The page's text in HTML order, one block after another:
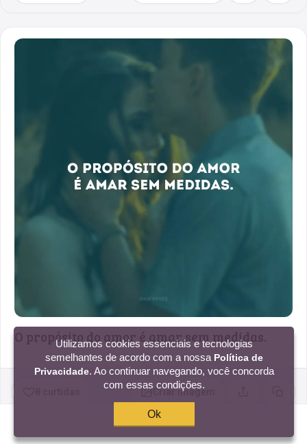
O propósito do amor é amar sem medidas.
Criar imagem Compartilhar
Copiar
Utilizamos cookies essenciais e tecnologias
semelhantes de acordo com a nossa Política de
Privacidade. Ao continuar navegando, você concorda
com essas condições.
Ok